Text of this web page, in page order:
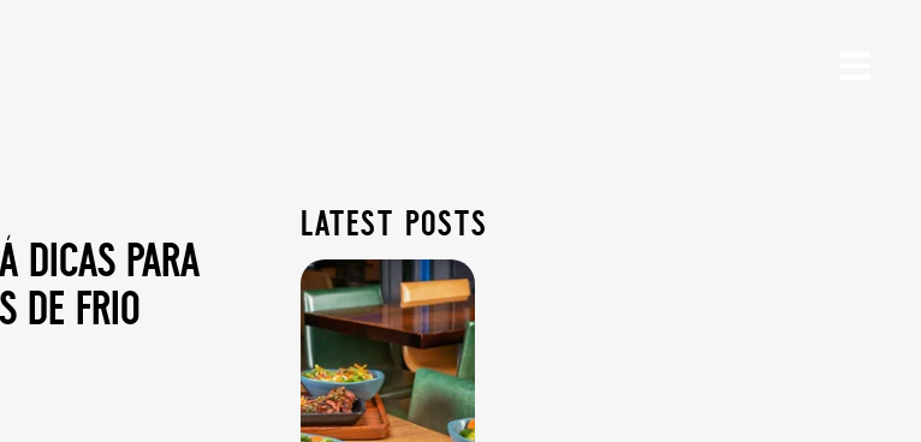
dicas para
de frio
latest posts